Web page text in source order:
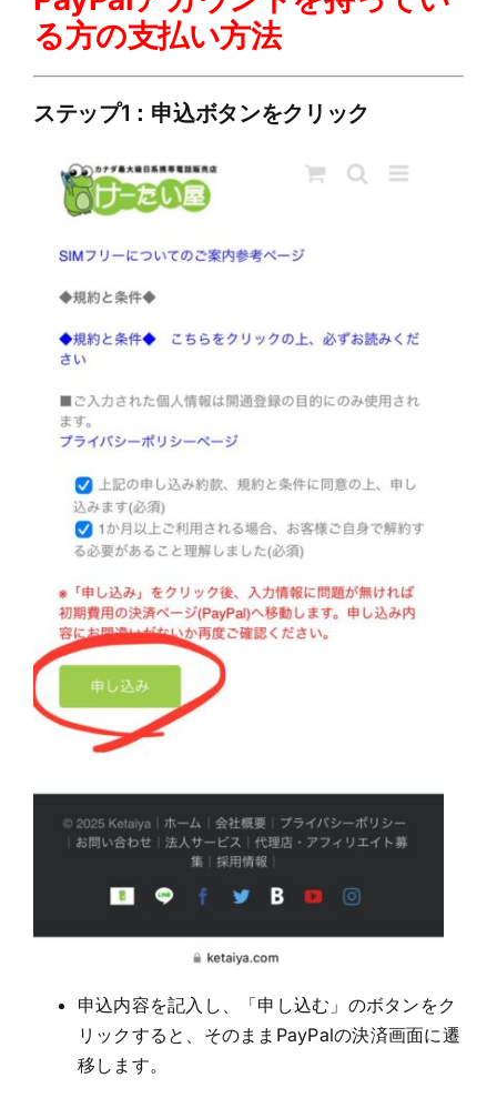
る方の支払い方法
ステップ1：申込ボタンをクリック
申込内容を記入し、「申し込む」のボタンをク
リックすると、そのままPayPalの決済画面に遷
移します。